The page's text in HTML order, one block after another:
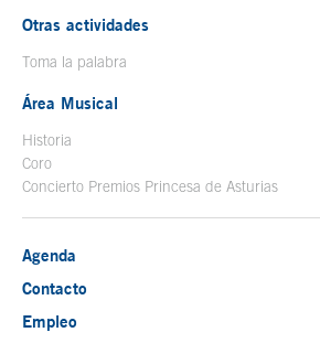
Otras actividades
Toma la palabra
Área Musical
Historia
Coro
Concierto Premios Princesa de Asturias
Agenda
Contacto
Empleo